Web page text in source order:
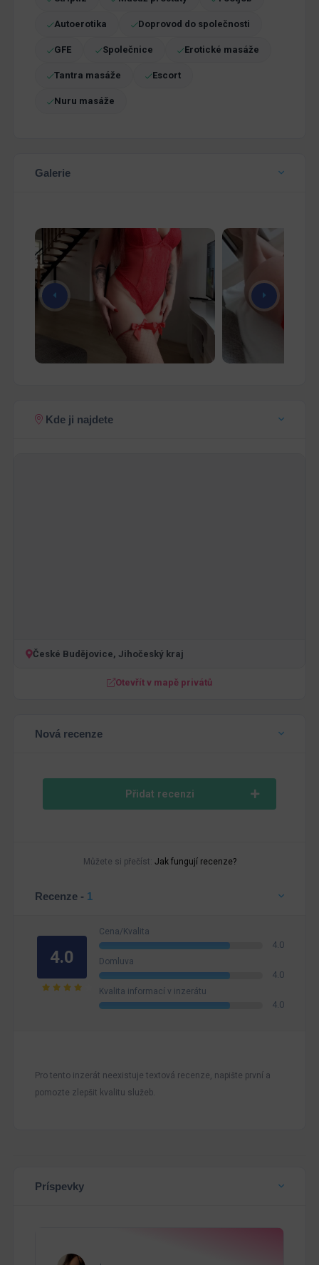
Autoerotika Doprovod do společnosti
GFE Společnice Erotické masáže
Tantra masáže Escort
Nuru masáže
Galerie
Kde ji najdete
České Budějovice, Jihočeský kraj
Otevřít v mapě privátů
Nová recenze
Přidat recenzi
Můžete si přečíst: Jak fungují recenze?
Recenze - 1
4.0
Cena/Kvalita
4.0
Domluva
4.0
Kvalita informací v inzerátu
4.0
Pro tento inzerát neexistuje textová recenze, napište první a
pomozte zlepšit kvalitu služeb.
Príspevky